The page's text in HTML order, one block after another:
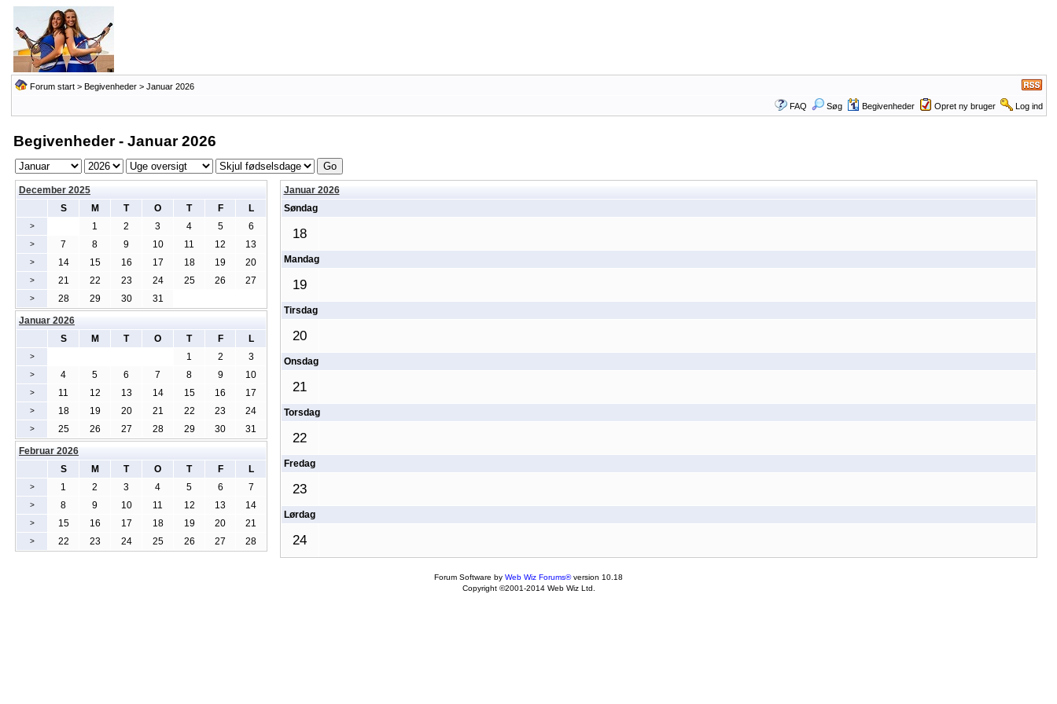
Forum start> Begivenheder> Januar 2026
FAQ Søg Begivenheder Opret ny bruger Log ind
Begivenheder - Januar 2026
December 2025
S
M T O T F L
> 1 2 3 4 5 6
> 7 8 9 10 11 12 13
> 14 15 16 17 18 19 20
> 21 22 23 24 25 26 27
> 28 29 30 31
Januar 2026
Søndag
18
Mandag
19
Tirsdag
20
Onsdag
21
Torsdag
22
Fredag
23
Lørdag
24
Januar 2026
S
M T O T F L
> 1 2 3
> 4 5 6 7 8 9 10
> 11 12 13 14 15 16 17
> 18 19 20 21 22 23 24
> 25 26 27 28 29 30
31
Februar 2026
S
M T O T F L
> 1 2 3 4 5 6 7
> 8 9 10 11 12 13 14
> 15 16 17 18 19 20 21
> 22 23 24 25 26 27 28
Forum Software by Web Wiz Forums®version 10.18
Copyright ©2001-2014 Web Wiz Ltd.